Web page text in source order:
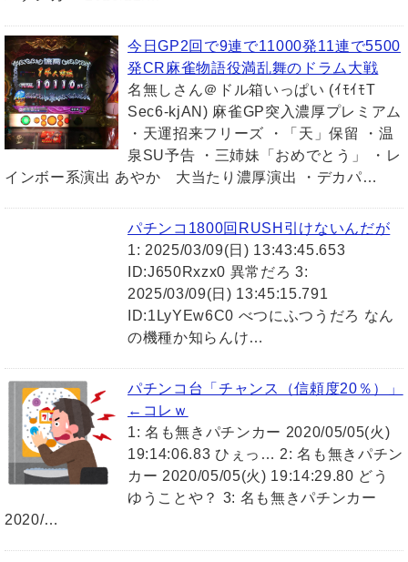
今日GP2回で9連で11000発11連で5500
発CR麻雀物語役満乱舞のドラム大戦
名無しさん＠ドル箱いっぱい (ｲﾓｲﾓT
Sec6-kjAN) 麻雀GP突入濃厚プレミアム
・天運招来フリーズ ・「天」保留 ・温
泉SU予告 ・三姉妹「おめでとう」 ・レ
インボー系演出 あやか 大当たり濃厚演出 ・デカパ…
パチンコ1800回RUSH引けないんだが
1: 2025/03/09(日) 13:43:45.653
ID:J650Rxzx0 異常だろ 3:
2025/03/09(日) 13:45:15.791
ID:1LyYEw6C0 べつにふつうだろ なん
の機種か知らんけ…
パチンコ台「チャンス（信頼度20％）」
←コレｗ
1: 名も無きパチンカー 2020/05/05(火)
19:14:06.83 ひぇっ… 2: 名も無きパチン
カー 2020/05/05(火) 19:14:29.80 どう
ゆうことや？ 3: 名も無きパチンカー
2020/…